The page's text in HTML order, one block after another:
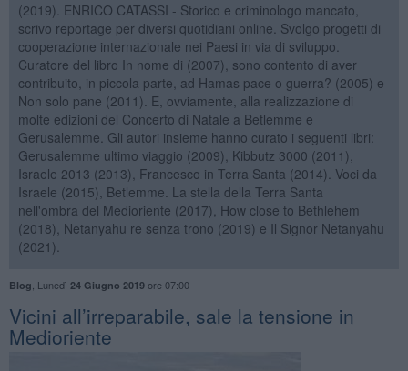
(2019). ENRICO CATASSI - Storico e criminologo mancato,
scrivo reportage per diversi quotidiani online. Svolgo progetti di
cooperazione internazionale nei Paesi in via di sviluppo.
Curatore del libro In nome di (2007), sono contento di aver
contribuito, in piccola parte, ad Hamas pace o guerra? (2005) e
Non solo pane (2011). E, ovviamente, alla realizzazione di
molte edizioni del Concerto di Natale a Betlemme e
Gerusalemme. Gli autori insieme hanno curato i seguenti libri:
Gerusalemme ultimo viaggio (2009), Kibbutz 3000 (2011),
Israele 2013 (2013), Francesco in Terra Santa (2014). Voci da
Israele (2015), Betlemme. La stella della Terra Santa
nell'ombra del Medioriente (2017), How close to Bethlehem
(2018), Netanyahu re senza trono (2019) e Il Signor Netanyahu
(2021).
Blog Lunedì 24 Giugno 2019ore 07:00
Vicini all’irreparabile, sale la tensione in
Medioriente